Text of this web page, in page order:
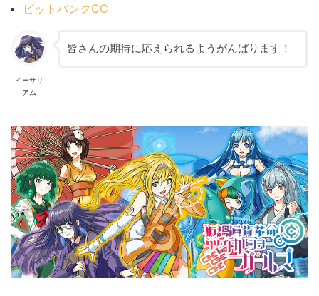
ビットバンクCC
イーサリ
アム
皆さんの期待に応えられるようがんばります！